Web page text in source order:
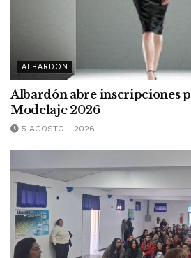
ALBARDON
Albardón abre inscripciones
Modelaje 2026
5 AGOSTO - 2026